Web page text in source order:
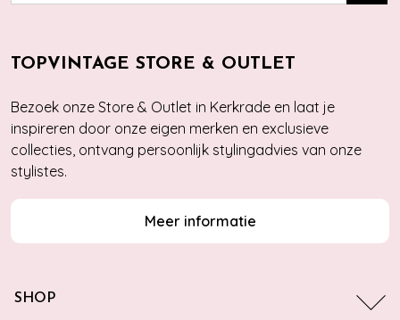
TOPVINTAGE STORE & OUTLET
Bezoek onze Store & Outlet in Kerkrade en laat je
inspireren door onze eigen merken en exclusieve
collecties, ontvang persoonlijk stylingadvies van onze
stylistes.
Meer informatie
SHOP